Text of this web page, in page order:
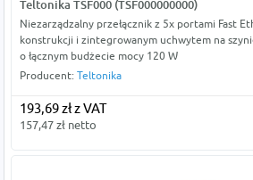
Teltonika TSF000 (TSF000000000)
Niezarządzalny przełącznik z 5x portami Fast
konstrukcji i zintegrowanym uchwytem na
o łącznym budżecie mocy 120 W
Producent: Teltonika
193,69 zł z VAT
157,47 zł netto